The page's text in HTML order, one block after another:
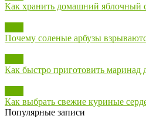
Как хранить домашний яблочный
Почему соленые арбузы
Как быстро приготовить
Как выбрать свежие куриные
Популярные записи